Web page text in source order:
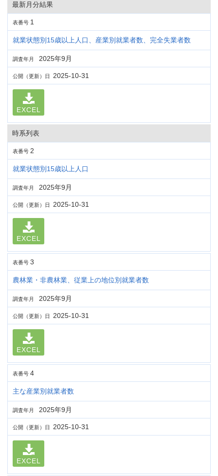
最新月分結果
表番号 1
就業状態別15歳以上人口、産業別就業者数、完全失業者数
調査年月 2025年9月
公開（更新）日 2025-10-31
EXCEL
時系列表
表番号 2
就業状態別15歳以上人口
調査年月 2025年9月
公開（更新）日 2025-10-31
EXCEL
表番号 3
農林業・非農林業、従業上の地位別就業者数
調査年月 2025年9月
公開（更新）日 2025-10-31
EXCEL
表番号 4
主な産業別就業者数
調査年月 2025年9月
公開（更新）日 2025-10-31
EXCEL